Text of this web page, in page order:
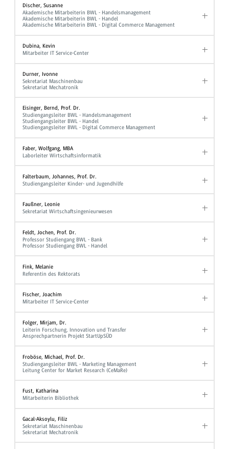
Discher, Susanne
Akademische Mitarbeiterin BWL - Handelsmanagement
Akademische Mitarbeiterin BWL - Handel
Akademische Mitarbeiterin BWL - Digital Commerce Management
Dubina, Kevin
Mitarbeiter IT Service-Center
Durner, Ivonne
Sekretariat Maschinenbau
Sekretariat Mechatronik
Eisinger, Bernd, Prof. Dr.
Studiengangsleiter BWL - Handelsmanagement
Studiengangsleiter BWL - Handel
Studiengangsleiter BWL - Digital Commerce Management
Faber, Wolfgang, MBA
Laborleiter Wirtschaftsinformatik
Falterbaum, Johannes, Prof. Dr.
Studiengangsleiter Kinder- und Jugendhilfe
Faußner, Leonie
Sekretariat Wirtschaftsingenieurwesen
Feldt, Jochen, Prof. Dr.
Professor Studiengang BWL - Bank
Professor Studiengang BWL - Handel
Fink, Melanie
Referentin des Rektorats
Fischer, Joachim
Mitarbeiter IT Service-Center
Folger, Mirjam, Dr.
Leiterin Forschung, Innovation und Transfer
Ansprechpartnerin Projekt StartUpSÜD
Froböse, Michael, Prof. Dr.
Studiengangsleiter BWL - Marketing Management
Leitung Center for Market Research (CeMaRe)
Fust, Katharina
Mitarbeiterin Bibliothek
Gacal-Aksoylu, Filiz
Sekretariat Maschinenbau
Sekretariat Mechatronik